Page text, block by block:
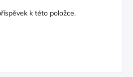
k této položce.